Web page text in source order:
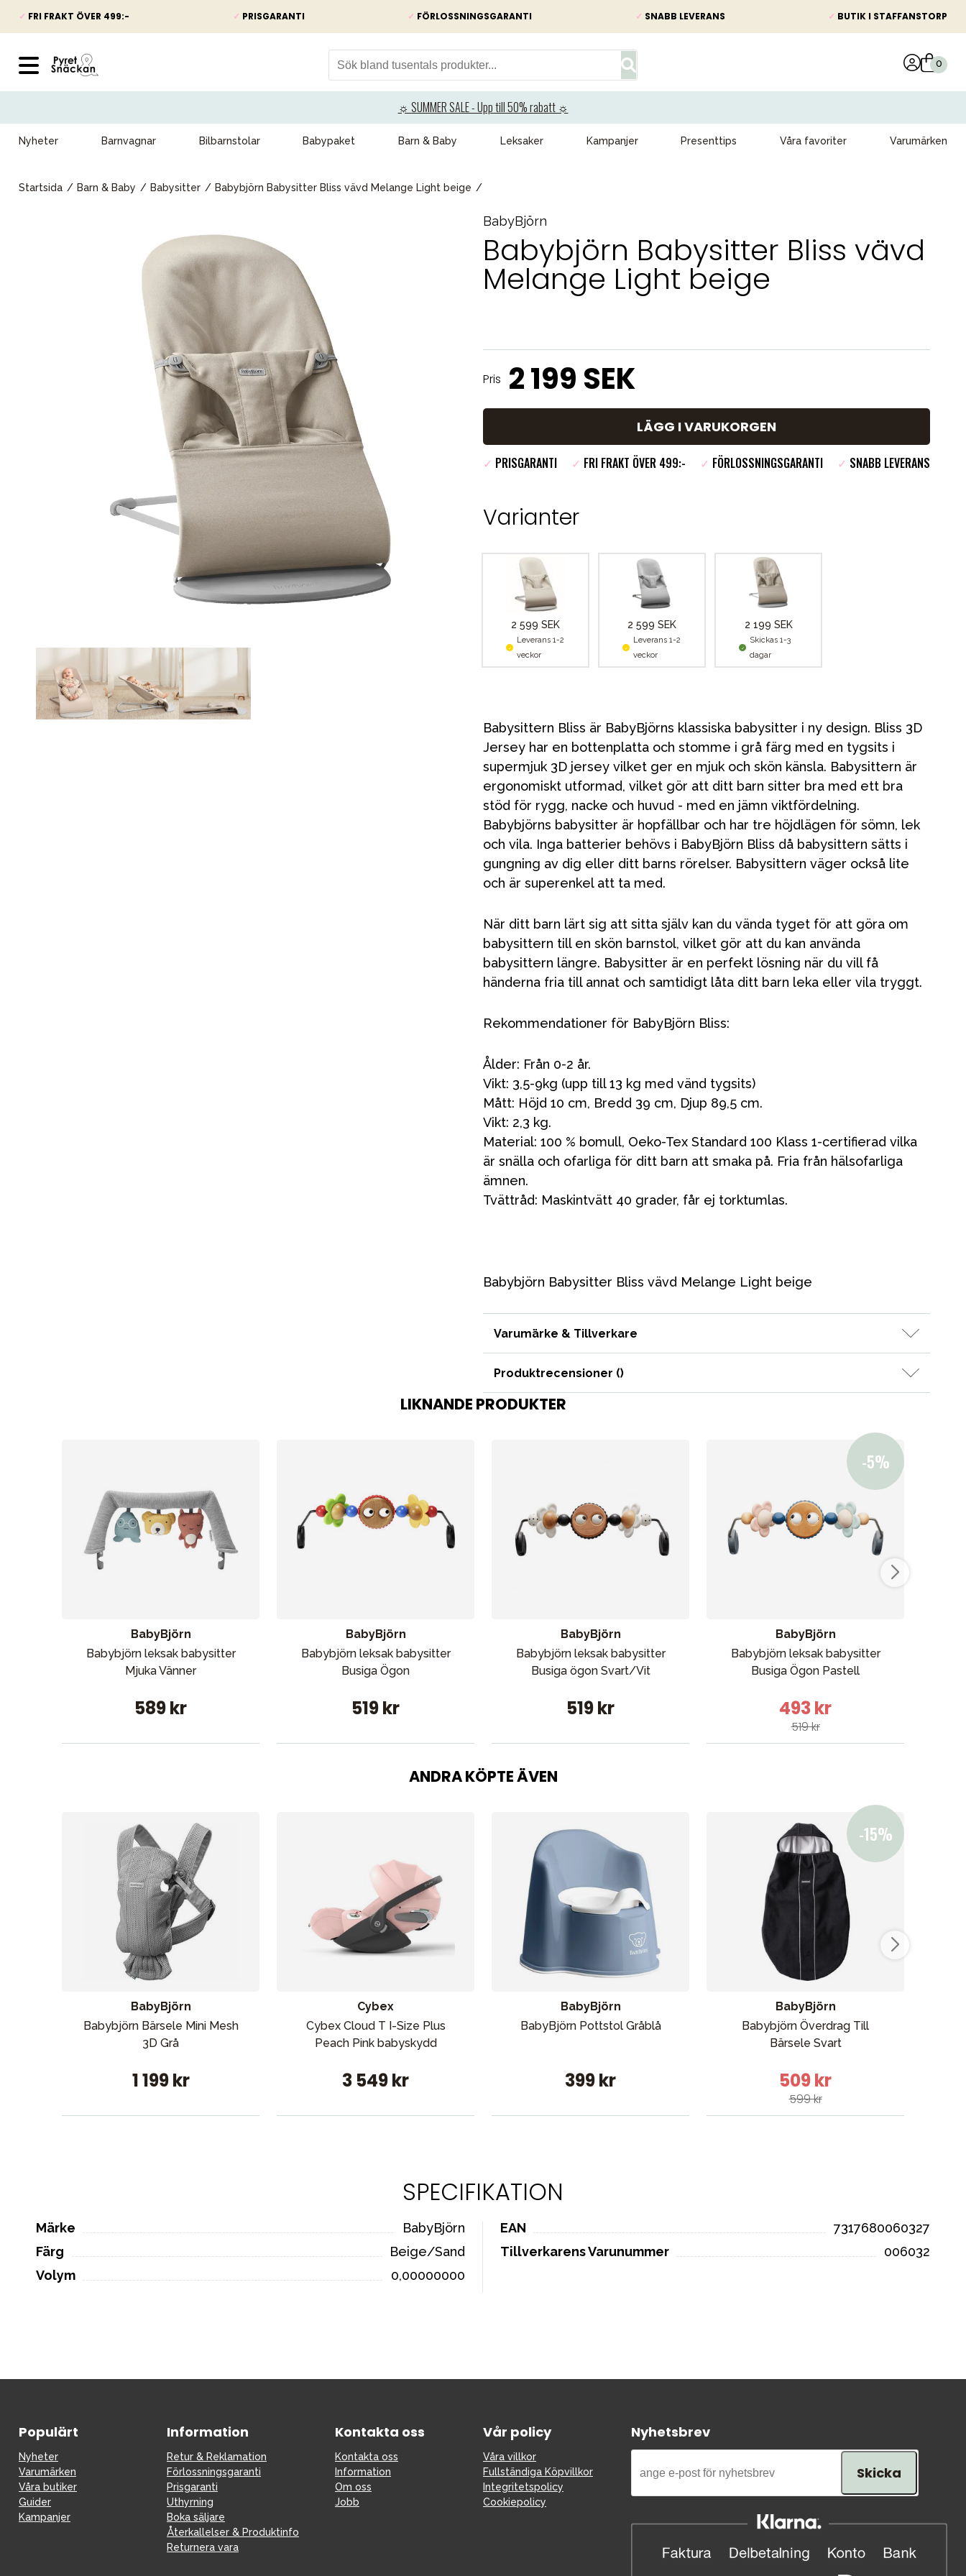
✓ FRI FRAKT ÖVER 499:- ✓ PRISGARANTI ✓ FÖRLOSSNINGSGARANTI ✓ SNABB LEVERANS ✓ BUTIK I STAFFANSTORP
☼ SUMMER SALE - Upp till 50% rabatt ☼
Nyheter Barnvagnar Bilbarnstolar Babypaket Barn & Baby Leksaker Kampanjer Presenttips Våra favoriter Varumärken
Startsida Barn & Baby Babysitter Babybjörn Babysitter Bliss vävd Melange Light beige
BabyBjörn
Babybjörn Babysitter Bliss vävd
Melange Light beige
Pris 2 199 SEK
LÄGG I VARUKORGEN
✓ PRISGARANTI ✓ FRI FRAKT ÖVER 499:- ✓ FÖRLOSSNINGSGARANTI ✓ SNABB LEVERANS
Varianter
2 599 SEK
Leverans 1-2
veckor
2 599 SEK
Leverans 1-2
veckor
2 199 SEK
Skickas 1-3
dagar
Babysittern Bliss är BabyBjörns klassiska babysitter i ny design. Bliss 3D
Jersey har en bottenplatta och stomme i grå färg med en tygsits i
supermjuk 3D jersey vilket ger en mjuk och skön känsla. Babysittern är
ergonomiskt utformad, vilket gör att ditt barn sitter bra med ett bra
stöd för rygg, nacke och huvud - med en jämn viktfördelning.
Babybjörns babysitter är hopfällbar och har tre höjdlägen för sömn, lek
och vila. Inga batterier behövs i BabyBjörn Bliss då babysittern sätts i
gungning av dig eller ditt barns rörelser. Babysittern väger också lite
och är superenkel att ta med.
När ditt barn lärt sig att sitta själv kan du vända tyget för att göra om
babysittern till en skön barnstol, vilket gör att du kan använda
babysittern längre. Babysitter är en perfekt lösning när du vill få
händerna fria till annat och samtidigt låta ditt barn leka eller vila tryggt.
Rekommendationer för BabyBjörn Bliss:
Ålder: Från 0-2 år.
Vikt: 3,5-9kg (upp till 13 kg med vänd tygsits)
Mått: Höjd 10 cm, Bredd 39 cm, Djup 89,5 cm.
Vikt: 2,3 kg.
Material: 100 % bomull, Oeko-Tex Standard 100 Klass 1-certifierad vilka
är snälla och ofarliga för ditt barn att smaka på. Fria från hälsofarliga
ämnen.
Tvättråd: Maskintvätt 40 grader, får ej torktumlas.
Babybjörn Babysitter Bliss vävd Melange Light beige
Varumärke & Tillverkare
Produktrecensioner ()
LIKNANDE PRODUKTER
BabyBjörn
Babybjörn leksak babysitter
Mjuka Vänner
589 kr
BabyBjörn
Babybjörn leksak babysitter
Busiga Ögon
519 kr
BabyBjörn
Babybjörn leksak babysitter
Busiga ögon Svart/Vit
519 kr
BabyBjörn
Babybjörn leksak babysitter
Busiga Ögon Pastell
493 kr
519 kr
ANDRA KÖPTE ÄVEN
BabyBjörn
Babybjörn Bärsele Mini Mesh
3D Grå
1 199 kr
Cybex
Cybex Cloud T I-Size Plus
Peach Pink babyskydd
3 549 kr
BabyBjörn
BabyBjörn Pottstol Gråblå
399 kr
BabyBjörn
Babybjörn Överdrag Till
Bärsele Svart
509 kr
599 kr
SPECIFIKATION
Märke
BabyBjörn
Färg
Beige/Sand
Volym
0,00000000
EAN
7317680060327
Tillverkarens Varunummer
006032
Populärt
Nyheter
Varumärken
Våra butiker
Guider
Kampanjer
Information
Retur & Reklamation
Förlossningsgaranti
Prisgaranti
Uthyrning
Boka säljare
Återkallelser & Produktinfo
Returnera vara
Kontakta oss
Kontakta oss
Information
Om oss
Jobb
Vår policy
Våra villkor
Fullständiga Köpvillkor
Integritetspolicy
Cookiepolicy
Nyhetsbrev
Skicka
VÅRT SORTIMENT
Tillbehör
Reservdelar
Våra favoriter
Varumärken